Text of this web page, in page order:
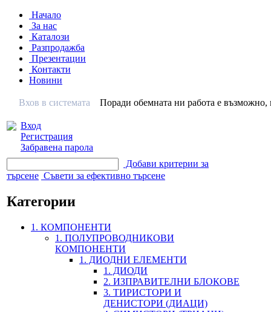
Начало
За нас
Каталози
Разпродажба
Презентации
Контакти
Новини
Вхов в системата
Вход
Регистрация
Забравена парола
Поради обемната ни работа е
Добави критерии за
търсене Съвети за ефективно търсене
Категории
1. КОМПОНЕНТИ
1. ПОЛУПРОВОДНИКОВИ
КОМПОНЕНТИ
1. ДИОДНИ ЕЛЕМЕНТИ
1. ДИОДИ
2. ИЗПРАВИТЕЛНИ БЛОКОВЕ
3. ТИРИСТОРИ И
ДЕНИСТОРИ (ДИАЦИ)